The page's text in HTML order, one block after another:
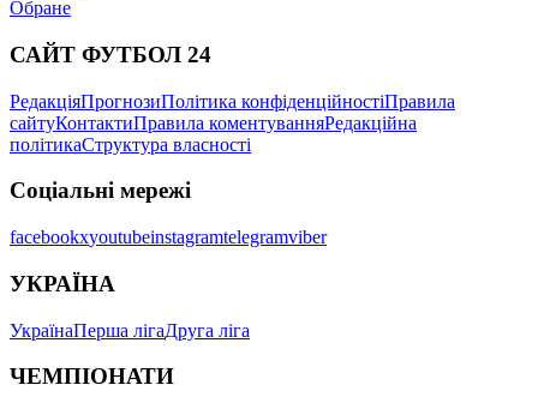
Обране
САЙТ ФУТБОЛ 24
РедакціяПрогнозиПолітика конфіденційностіПравила
сайтуКонтактиПравила коментуванняРедакційна
політикаСтруктура власності
Соціальні мережі
facebookxyoutubeinstagramtelegramviber
УКРАЇНА
УкраїнаПерша лігаДруга ліга
ЧЕМПІОНАТИ